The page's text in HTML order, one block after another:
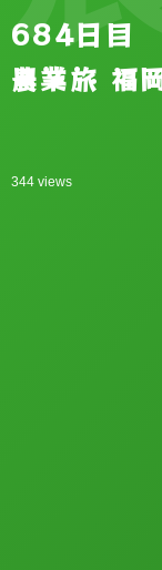
684日目
農業旅 福
344 views